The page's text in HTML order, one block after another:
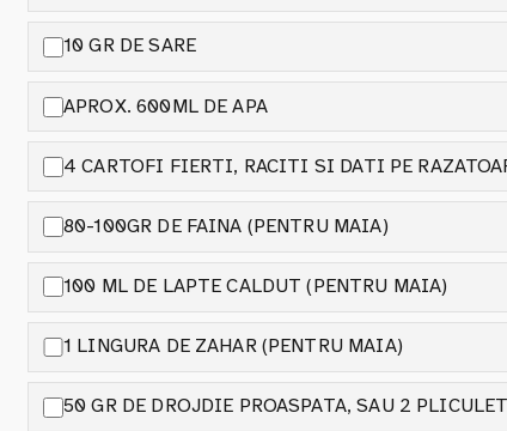
10 GR DE SARE
APROX. 600ML DE APA
4 CARTOFI FIERTI, RACITI SI DATI PE
80-100GR DE FAINA (PENTRU MAIA)
100 ML DE LAPTE CALDUT (PENTRU MAIA)
1 LINGURA DE ZAHAR (PENTRU MAIA)
50 GR DE DROJDIE PROASPATA, SAU 2